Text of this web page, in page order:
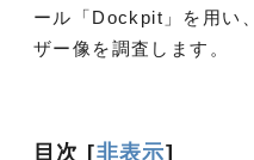
ール「Dockpit」を用い
ザー像を調査します。
目次 [非表示]